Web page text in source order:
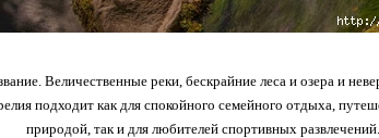
Величественные реки, бескрайние леса и озера и
подходит как для спокойного семейного отдыха,
природой, так и для любителей спортивных развлечений.